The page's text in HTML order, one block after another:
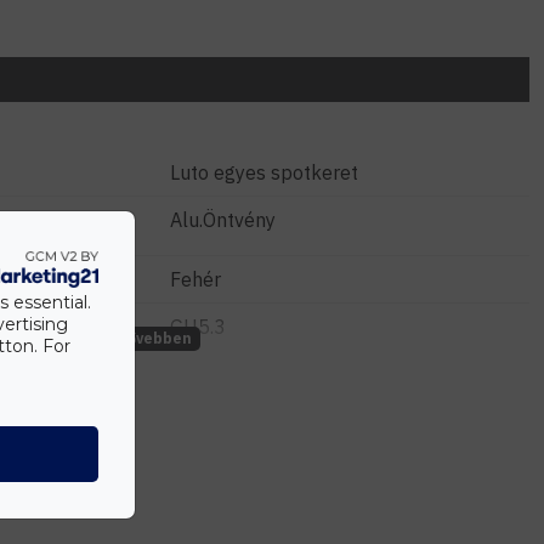
Luto egyes spotkeret
Alu.Öntvény
Fehér
GU5.3
essential.
For